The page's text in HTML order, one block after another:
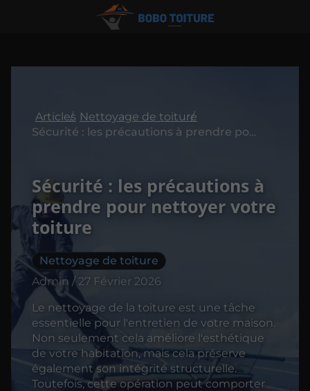
Articles Nettoyage de toiture
Sécurité : les précautions à prendre pour nettoyer votre toiture
Sécurité : les précautions à
prendre pour nettoyer votre
toiture
Nettoyage de toiture
Admin / 27 Février 2026
Le nettoyage de la toiture est une tâche
essentielle pour l'entretien de votre maison.
Non seulement cela améliore l'esthétique
de votre habitation, mais cela préserve
également son intégrité structurelle.
Toutefois, cette opération peut comporter